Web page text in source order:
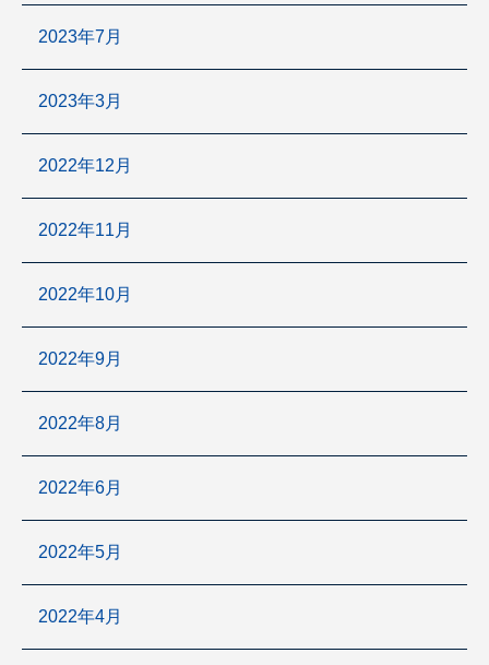
2023年7月
2023年3月
2022年12月
2022年11月
2022年10月
2022年9月
2022年8月
2022年6月
2022年5月
2022年4月